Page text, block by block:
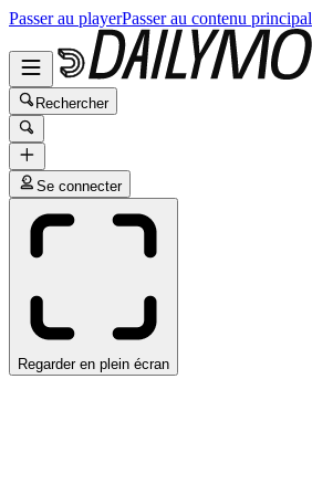
Passer au playerPasser au contenu principal
Rechercher
Se connecter
Regarder en plein écran